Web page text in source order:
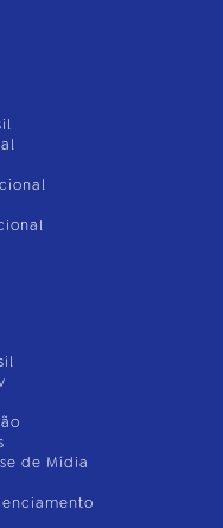
de Mídia